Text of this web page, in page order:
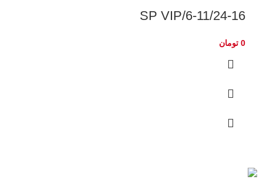
6-11/24-16/SP VIP
0 تومان